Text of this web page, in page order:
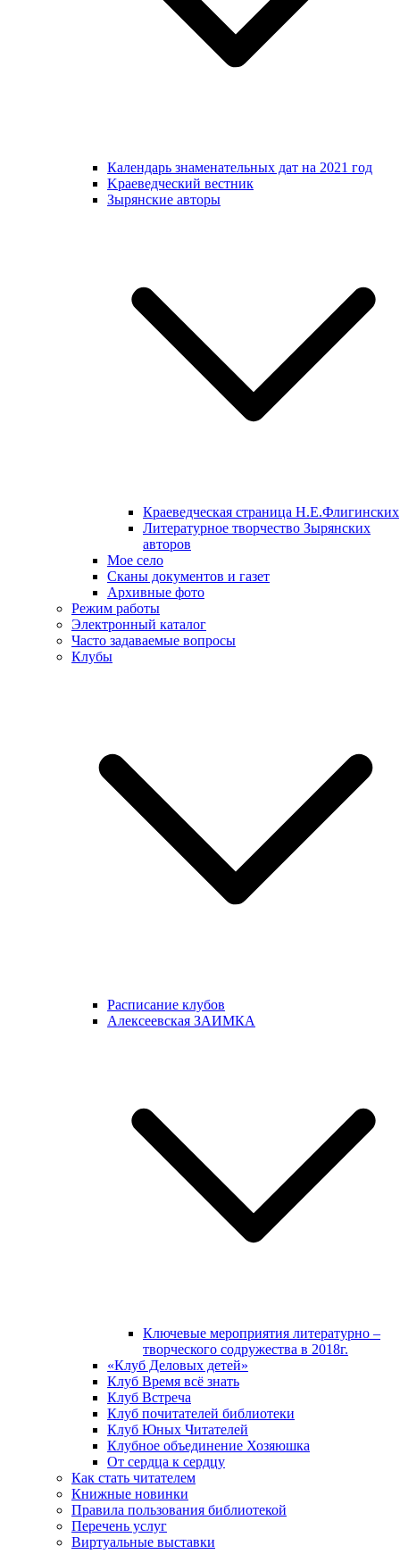
Календарь знаменательных дат на 2021 год
Kраеведческий вестник
Зырянские авторы
Краеведческая страница Н.Е.Флигинских
Литературное творчество Зырянских
авторов
Мое село
Сканы документов и газет
Архивные фото
Режим работы
Электронный каталог
Часто задаваемые вопросы
Клубы
Расписание клубов
Алексеевская ЗАИМКА
Ключевые мероприятия литературно –
творческого содружества в 2018г.
«Клуб Деловых детей»
Клуб Время всё знать
Клуб Встреча
Клуб почитателей библиотеки
Клуб Юных Читателей
Клубное объединение Хозяюшка
От сердца к сердцу
Как стать читателем
Книжные новинки
Правила пользования библиотекой
Перечень услуг
Виртуальные выставки